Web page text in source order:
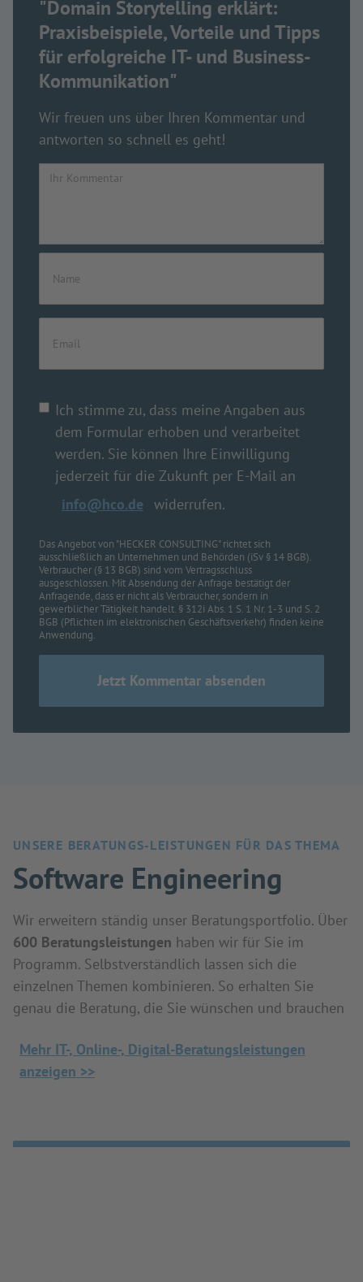
"Domain Storytelling erklärt:
Praxisbeispiele, Vorteile und Tipps
für erfolgreiche IT- und Business-
Kommunikation"
Wir freuen uns über Ihren Kommentar und
antworten so schnell es geht!
Ich stimme zu, dass meine Angaben aus
dem Formular erhoben und verarbeitet
werden. Sie können Ihre Einwilligung
jederzeit für die Zukunft per E-Mail an
info@hco.de
widerrufen.
Das Angebot von "HECKER CONSULTING" richtet sich
ausschließlich an Unternehmen und Behörden (iSv § 14 BGB).
Verbraucher (§ 13 BGB) sind vom Vertragsschluss
ausgeschlossen. Mit Absendung der Anfrage bestätigt der
Anfragende, dass er nicht als Verbraucher, sondern in
gewerblicher Tätigkeit handelt. § 312i Abs. 1 S. 1 Nr. 1-3 und S. 2
BGB (Pflichten im elektronischen Geschäftsverkehr) finden keine
Anwendung.
UNSERE BERATUNGS-LEISTUNGEN FÜR DAS THEMA
Software Engineering
Wir erweitern ständig unser Beratungsportfolio. Über
600 Beratungsleistungen haben wir für Sie im
Programm. Selbstverständlich lassen sich die
einzelnen Themen kombinieren. So erhalten Sie
genau die Beratung, die Sie wünschen und brauchen
Mehr IT-, Online-, Digital-Beratungsleistungen
anzeigen >>